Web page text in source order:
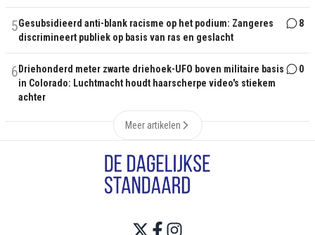
5Gesubsidieerd anti-blank racisme op het podium: Zangeres
discrimineert publiek op basis van ras en geslacht
8
6 Driehonderd meter zwarte driehoek-UFO boven militaire basis
in Colorado: Luchtmacht houdt haarscherpe video's stiekem
achter
0
Meer artikelen